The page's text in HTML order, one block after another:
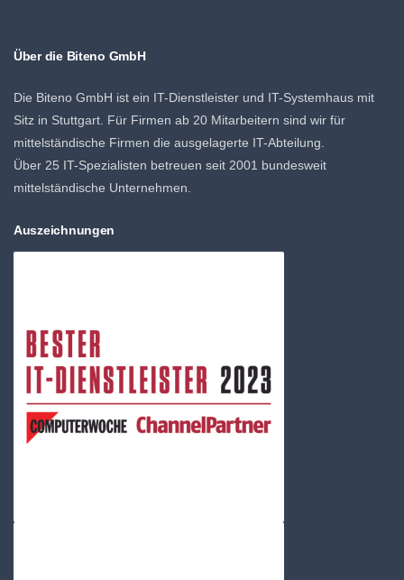
Über die Biteno GmbH
Die Biteno GmbH ist ein IT-Dienstleister und IT-Systemhaus mit
Sitz in Stuttgart. Für Firmen ab 20 Mitarbeitern sind wir für
mittelständische Firmen die ausgelagerte IT-Abteilung.
Über 25 IT-Spezialisten betreuen seit 2001 bundesweit
mittelständische Unternehmen.
Auszeichnungen